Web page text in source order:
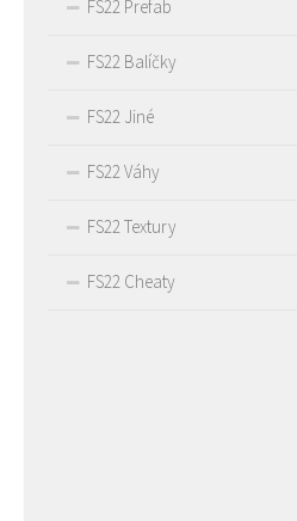
FS22 Prefab
FS22 Balíčky
FS22 Jiné
FS22 Váhy
FS22 Textury
FS22 Cheaty